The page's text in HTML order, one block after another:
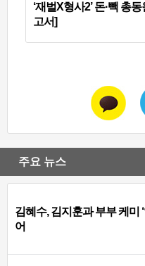
‘재벌X형사2’ 돈·빽 총
고서]
주요 뉴스
김혜수, 김지훈과 부부 케미
어